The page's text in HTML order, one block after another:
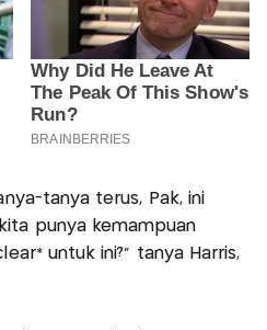
tanya terus, Pak, ini
punya kemampuan
untuk ini?” tanya Harris,